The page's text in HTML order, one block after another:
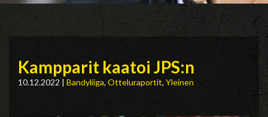
Kampparit kaatoi JPS:n
10.12.2022 | Bandyliiga, Otteluraportit, Yleinen